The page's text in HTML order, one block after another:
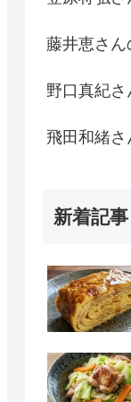
藤井恵さん
野口真紀
飛田和緒
新着記事